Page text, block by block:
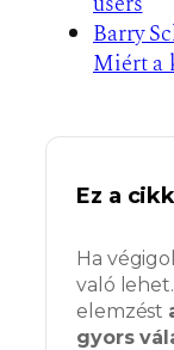
Barry
Miért a
Ez a
Ha
való
elemzést
gyors